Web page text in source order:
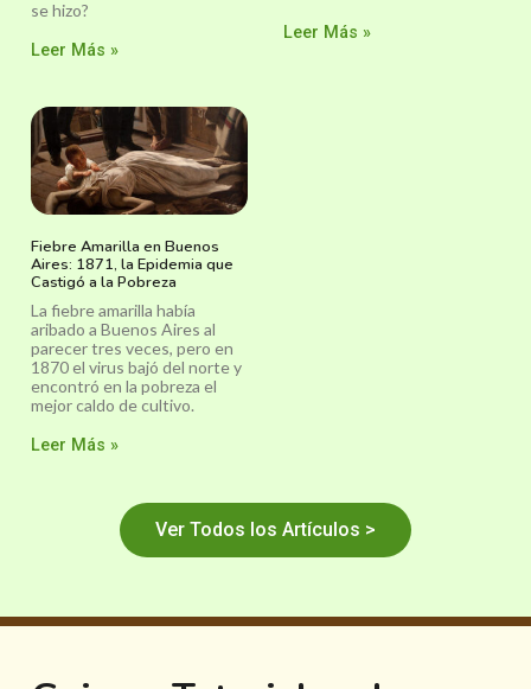
se hizo?
Leer Más »
Leer Más »
Fiebre Amarilla en Buenos
Aires: 1871, la Epidemia que
Castigó a la Pobreza
La fiebre amarilla había
aribado a Buenos Aires al
parecer tres veces, pero en
1870 el virus bajó del norte y
encontró en la pobreza el
mejor caldo de cultivo.
Leer Más »
Ver Todos los Artículos >